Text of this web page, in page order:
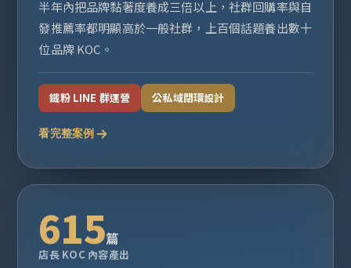
半年內把品牌黏著度養成三倍以上，社群回購率與自
發推薦率都明顯高於一般社群，上百個話題養出數十
位品牌 KOC。
鐵粉 LINE 群運營 公私域閉環設計
看完整案例
615篇
店長 KOC 內容產出